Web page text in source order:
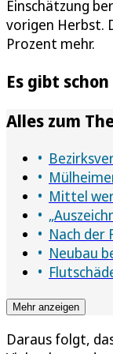
Einschätzung
vorigen Herbst.
Prozent mehr.
Es gibt
Alles zum
Mittel
Nach der
Neubau
Mehr anzeigen
Daraus folgt,